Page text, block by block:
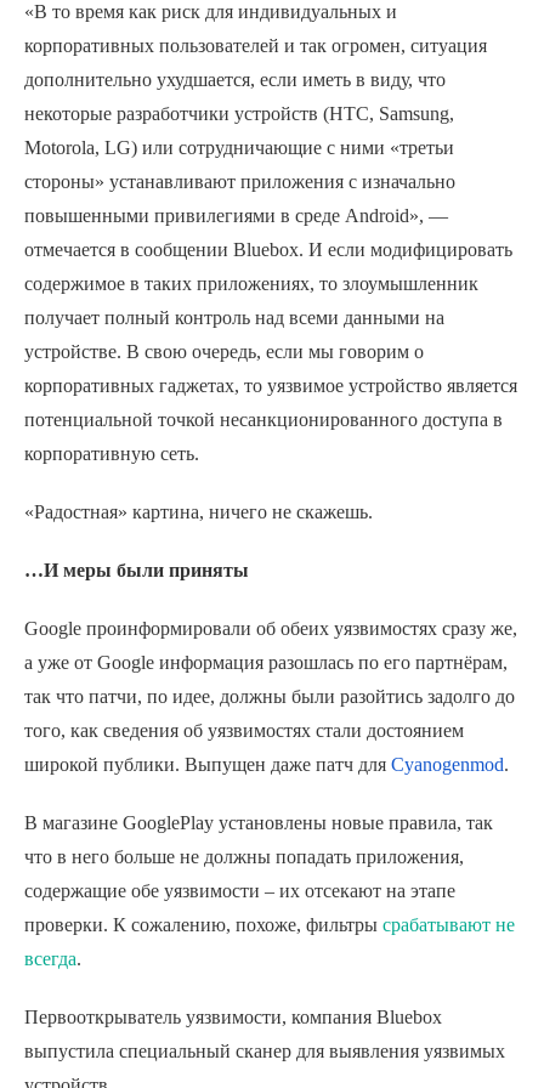
«В то время как риск для индивидуальных и
корпоративных пользователей и так огромен, ситуация
дополнительно ухудшается, если иметь в виду, что
некоторые разработчики устройств (HTC, Samsung,
Motorola, LG) или сотрудничающие с ними «третьи
стороны» устанавливают приложения с изначально
повышенными привилегиями в среде Android», —
отмечается в сообщении Bluebox. И если модифицировать
содержимое в таких приложениях, то злоумышленник
получает полный контроль над всеми данными на
устройстве. В свою очередь, если мы говорим о
корпоративных гаджетах, то уязвимое устройство является
потенциальной точкой несанкционированного доступа в
корпоративную сеть.
«Радостная» картина, ничего не скажешь.
…И меры были приняты
Google проинформировали об обеих уязвимостях сразу же,
а уже от Google информация разошлась по его партнёрам,
так что патчи, по идее, должны были разойтись задолго до
того, как сведения об уязвимостях стали достоянием
широкой публики. Выпущен даже патч для Cyanogenmod.
В магазине GooglePlay установлены новые правила, так
что в него больше не должны попадать приложения,
содержащие обе уязвимости – их отсекают на этапе
проверки. К сожалению, похоже, фильтры срабатывают не
всегда.
Первооткрыватель уязвимости, компания Bluebox
выпустила специальный сканер для выявления уязвимых